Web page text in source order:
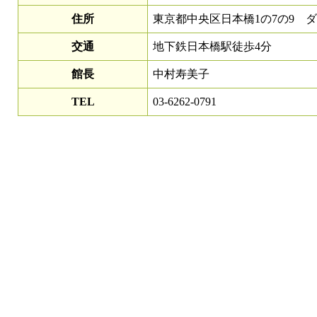
住所 東京都中央区日本橋1の7の9
交通 地下鉄日本橋駅徒歩4分
館長 中村寿美子
TEL 03-6262-0791